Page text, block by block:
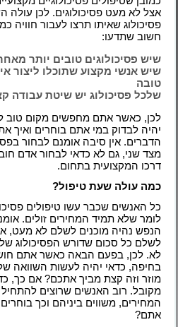
אצל לא מעט פסיכולוגים. לכן עולה
פסיכולוג שאיתו תרצו לעבור חוויה
חשוב שתדעו:
שיש פסיכולוגים טובים יותר
שיש אנשי מקצוע שתוכלו ליצור
טובה
שלכל פסיכולוג יש שיטת עבודה
לכן, כאשר אתם מחפשים מקום טוב
יהיה לבדוק במי אתם בוחרים ואיך
הדברים. אין סיבה אומנם לבחור
מצד שני, גם לא כדאי לבחור אדם
דרכו המקצועית בתחום.
כמה עולה שעת טיפול?
כל האנשים שכבר עשו טיפולים
לומר שלא תמיד המחירים זולים.
הנפש נהיה מוכנים לשלם לא מעט,
לשלם כל סכום שדורש הפסיכולוג
לא. לכן, בפעם הבאה כאשר אתם
בחיפה, כדאי יהיה לעשות השוואה
מוזר וזה קצת מביך אתכם? אם כך,
מקובל. רוב האנשים שרוצים להתחיל
המחירים, משווים ביניהם וכך
אתם?